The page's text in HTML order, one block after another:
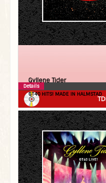
Gyllene Tider
GT40 HITS! MADE IN HALMSTAD
Details